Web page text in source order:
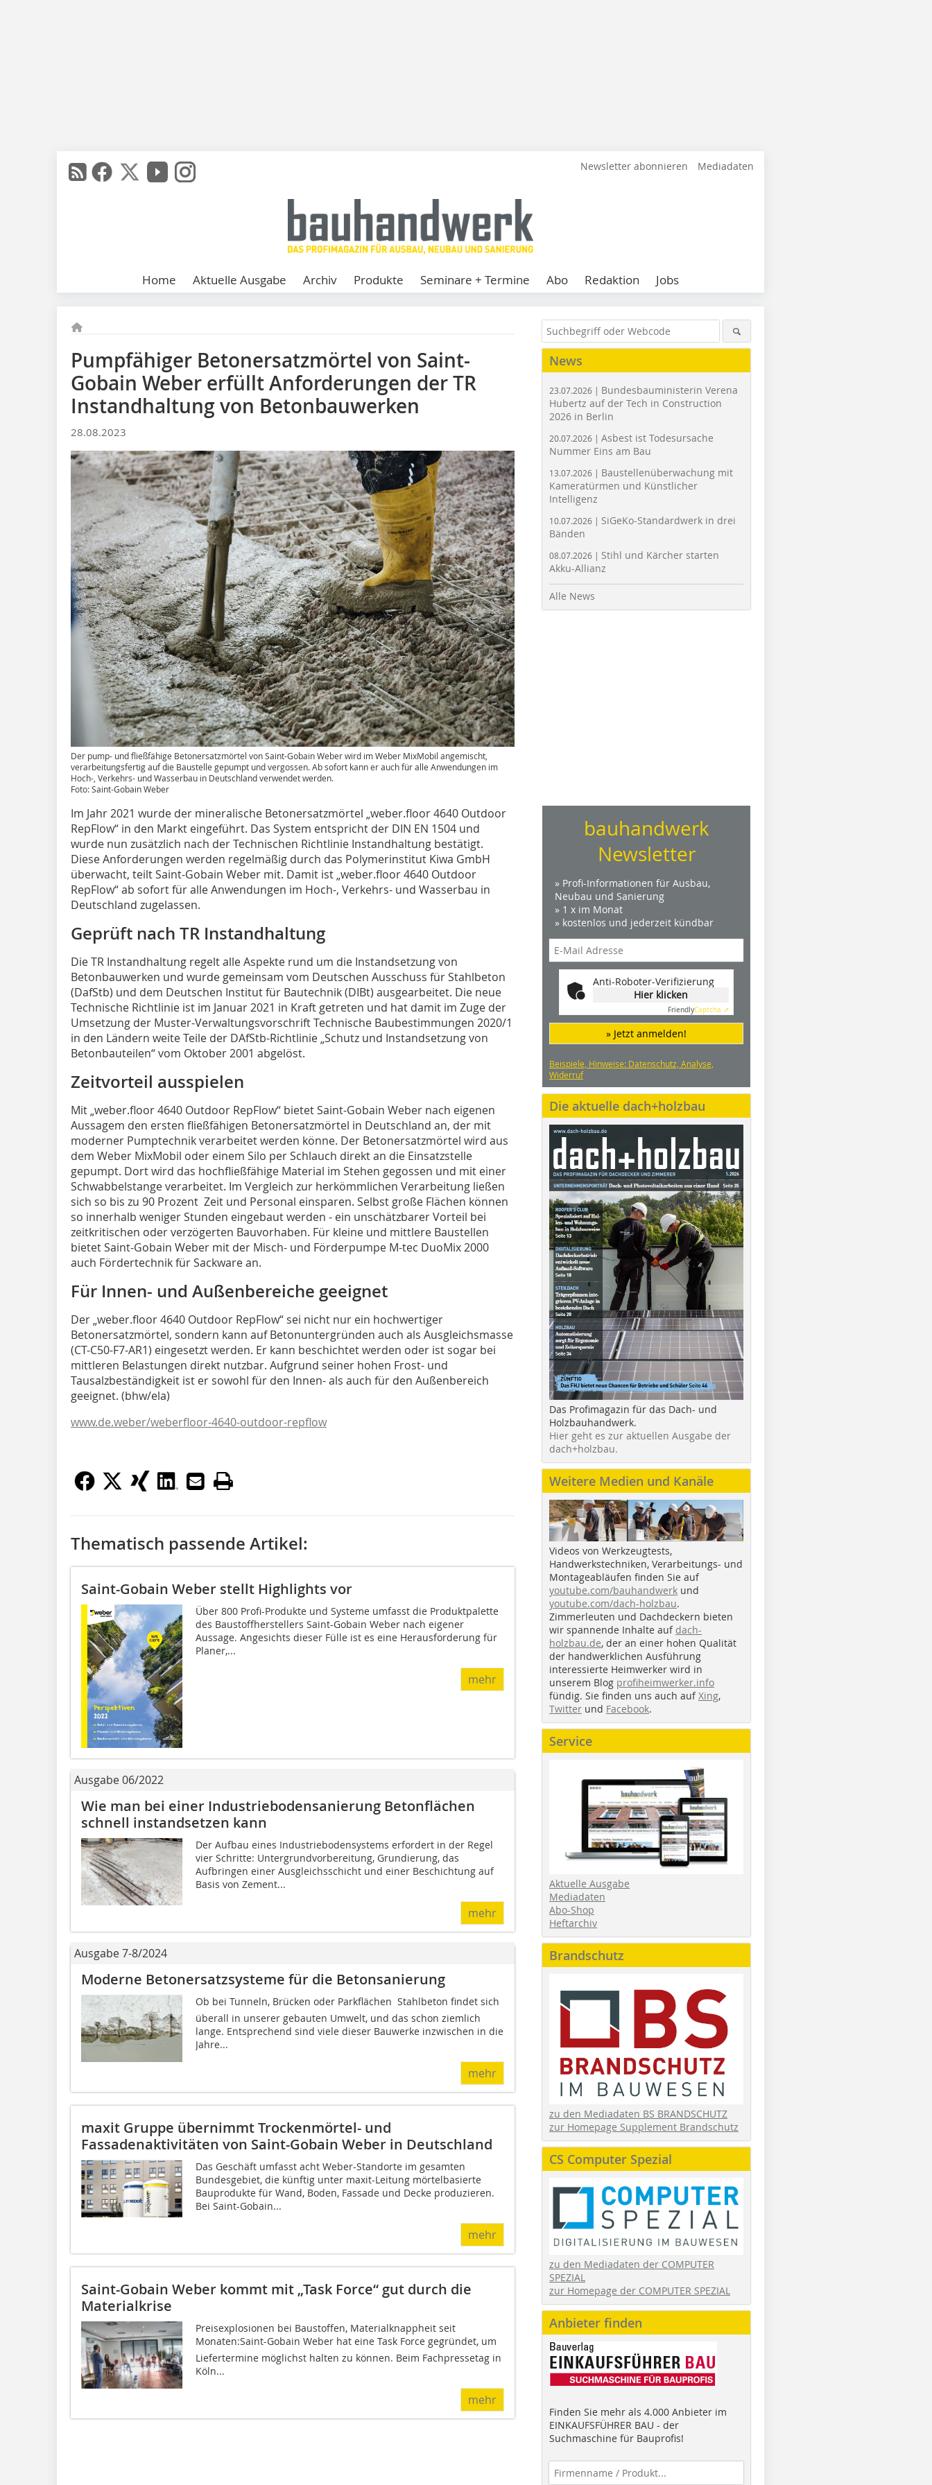
Newsletter abonnieren Mediadaten
Home Aktuelle Ausgabe Archiv Produkte Seminare + Termine Abo Redaktion Jobs
Pumpfähiger Betonersatzmörtel von Saint-
Gobain Weber erfüllt Anforderungen der TR
Instandhaltung von Betonbauwerken
28.08.2023
Der pump- und fließfähige Betonersatzmörtel von Saint-Gobain Weber wird im Weber MixMobil angemischt,
verarbeitungsfertig auf die Baustelle gepumpt und vergossen. Ab sofort kann er auch für alle Anwendungen im
Hoch-, Verkehrs- und Wasserbau in Deutschland verwendet werden.
Foto: Saint-Gobain Weber
Im Jahr 2021 wurde der mineralische Betonersatzmörtel „weber.floor 4640 Outdoor
RepFlow“ in den Markt eingeführt. Das System entspricht der DIN EN 1504 und
wurde nun zusätzlich nach der Technischen Richtlinie Instandhaltung bestätigt.
Diese Anforderungen werden regelmäßig durch das Polymerinstitut Kiwa GmbH
überwacht, teilt Saint-Gobain Weber mit. Damit ist „weber.floor 4640 Outdoor
RepFlow“ ab sofort für alle Anwendungen im Hoch-, Verkehrs- und Wasserbau in
Deutschland zugelassen.
Geprüft nach TR Instandhaltung
Die TR Instandhaltung regelt alle Aspekte rund um die Instandsetzung von
Betonbauwerken und wurde gemeinsam vom Deutschen Ausschuss für Stahlbeton
(DafStb) und dem Deutschen Institut für Bautechnik (DIBt) ausgearbeitet. Die neue
Technische Richtlinie ist im Januar 2021 in Kraft getreten und hat damit im Zuge der
Umsetzung der Muster-Verwaltungsvorschrift Technische Baubestimmungen 2020/1
in den Ländern weite Teile der DAfStb-Richtlinie „Schutz und Instandsetzung von
Betonbauteilen“ vom Oktober 2001 abgelöst.
Zeitvorteil ausspielen
Mit „weber.floor 4640 Outdoor RepFlow“ bietet Saint-Gobain Weber nach eigenen
Aussagem den ersten fließfähigen Betonersatzmörtel in Deutschland an, der mit
moderner Pumptechnik verarbeitet werden könne. Der Betonersatzmörtel wird aus
dem Weber MixMobil oder einem Silo per Schlauch direkt an die Einsatzstelle
gepumpt. Dort wird das hochfließfähige Material im Stehen gegossen und mit einer
Schwabbelstange verarbeitet. Im Vergleich zur herkömmlichen Verarbeitung ließen
sich so bis zu 90 Prozent Zeit und Personal einsparen. Selbst große Flächen können
so innerhalb weniger Stunden eingebaut werden - ein unschätzbarer Vorteil bei
zeitkritischen oder verzögerten Bauvorhaben. Für kleine und mittlere Baustellen
bietet Saint-Gobain Weber mit der Misch- und Förderpumpe M-tec DuoMix 2000
auch Fördertechnik für Sackware an.
Für Innen- und Außenbereiche geeignet
Der „weber.floor 4640 Outdoor RepFlow“ sei nicht nur ein hochwertiger
Betonersatzmörtel, sondern kann auf Betonuntergründen auch als Ausgleichsmasse
(CT-C50-F7-AR1) eingesetzt werden. Er kann beschichtet werden oder ist sogar bei
mittleren Belastungen direkt nutzbar. Aufgrund seiner hohen Frost- und
Tausalzbeständigkeit ist er sowohl für den Innen- als auch für den Außenbereich
geeignet. (bhw/ela)
www.de.weber/weberfloor-4640-outdoor-repflow
Thematisch passende Artikel:
Saint-Gobain Weber stellt Highlights vor
Über 800 Profi-Produkte und Systeme umfasst die Produktpalette
des Baustoffherstellers Saint-Gobain Weber nach eigener
Aussage. Angesichts dieser Fülle ist es eine Herausforderung für
Planer,...
mehr
Ausgabe 06/2022
Wie man bei einer Industriebodensanierung Betonflächen
schnell instandsetzen kann
Der Aufbau eines Industriebodensystems erfordert in der Regel
vier Schritte: Untergrundvorbereitung, Grundierung, das
Aufbringen einer Ausgleichsschicht und einer Beschichtung auf
Basis von Zement...
mehr
Ausgabe 7-8/2024
Moderne Betonersatzsysteme für die Betonsanierung
Ob bei Tunneln, Brücken oder Parkflächen  Stahlbeton findet sich
überall in unserer gebauten Umwelt, und das schon ziemlich
lange. Entsprechend sind viele dieser Bauwerke inzwischen in die
Jahre...
mehr
maxit Gruppe übernimmt Trockenmörtel- und
Fassadenaktivitäten von Saint-Gobain Weber in Deutschland
Das Geschäft umfasst acht Weber-Standorte im gesamten
Bundesgebiet, die künftig unter maxit-Leitung mörtelbasierte
Bauprodukte für Wand, Boden, Fassade und Decke produzieren.
Bei Saint-Gobain...
mehr
Saint-Gobain Weber kommt mit „Task Force“ gut durch die
Materialkrise
Preisexplosionen bei Baustoffen, Materialknappheit seit
Monaten:Saint-Gobain Weber hat eine Task Force gegründet, um
Liefertermine möglichst halten zu können. Beim Fachpressetag in
Köln...
mehr
News
23.07.2026 | Bundesbauministerin Verena
Hubertz auf der Tech in Construction
2026 in Berlin
20.07.2026 | Asbest ist Todesursache
Nummer Eins am Bau
13.07.2026 | Baustellenüberwachung mit
Kameratürmen und Künstlicher
Intelligenz
10.07.2026 | SiGeKo-Standardwerk in drei
Bänden
08.07.2026 | Stihl und Kärcher starten
Akku-Allianz
Alle News
bauhandwerk
Newsletter
» Profi-Informationen für Ausbau,
Neubau und Sanierung
» 1 x im Monat
» kostenlos und jederzeit kündbar
Anti-Roboter-Verifizierung
Hier klicken
FriendlyCaptcha ⇗
» Jetzt anmelden!
Beispiele, Hinweise: Datenschutz, Analyse,
Widerruf
Die aktuelle dach+holzbau
Das Profimagazin für das Dach- und
Holzbauhandwerk.
Hier geht es zur aktuellen Ausgabe der
dach+holzbau.
Weitere Medien und Kanäle
Videos von Werkzeugtests,
Handwerkstechniken, Verarbeitungs- und
Montageabläufen finden Sie auf
youtube.com/bauhandwerk und
youtube.com/dach-holzbau.
Zimmerleuten und Dachdeckern bieten
wir spannende Inhalte auf dach-
holzbau.de, der an einer hohen Qualität
der handwerklichen Ausführung
interessierte Heimwerker wird in
unserem Blog profiheimwerker.info
fündig. Sie finden uns auch aufXing,
Twitter und Facebook.
Service
Aktuelle Ausgabe
Mediadaten
Abo-Shop
Heftarchiv
Brandschutz
zu den Mediadaten BS BRANDSCHUTZ
zur Homepage Supplement Brandschutz
CS Computer Spezial
zu den Mediadaten der COMPUTER
SPEZIAL
zur Homepage der COMPUTER SPEZIAL
Anbieter finden
Finden Sie mehr als 4.000 Anbieter im
EINKAUFSFÜHRER BAU - der
Suchmaschine für Bauprofis!